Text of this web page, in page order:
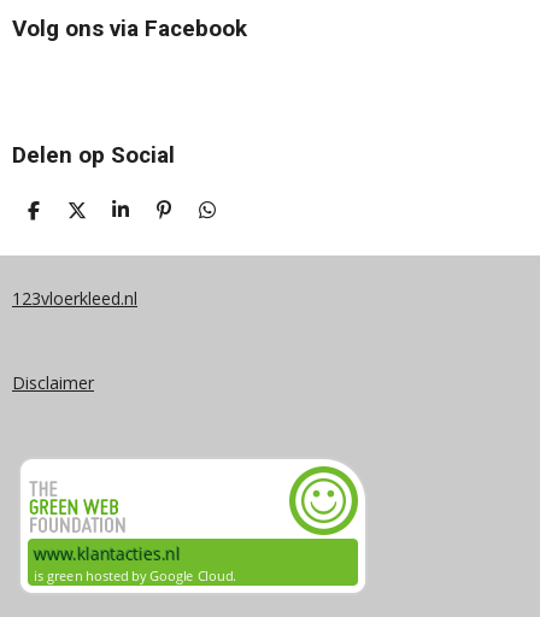
Volg ons via Facebook
Delen op Social
D
L
N
D
E
S
A
E
P
N
D
L
123vloerkleed.nl
Disclaimer